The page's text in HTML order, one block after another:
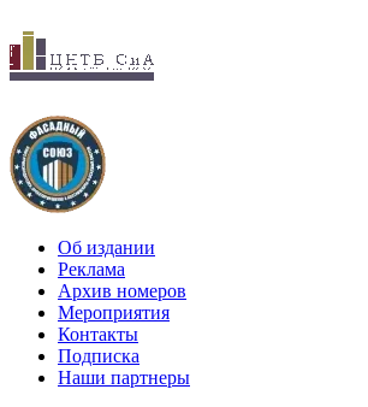
Об издании
Реклама
Архив номеров
Мероприятия
Контакты
Подписка
Наши партнеры